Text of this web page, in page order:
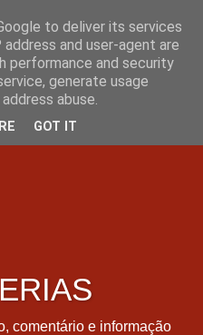
comentário e informação
to deliver its services
and user-agent are
performance and security
generate usage
abuse.
GOT IT